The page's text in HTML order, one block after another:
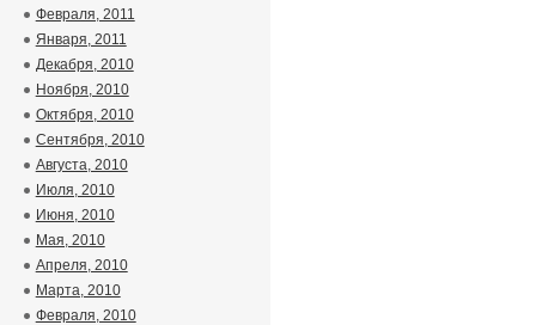
Февраля, 2011
Января, 2011
Декабря, 2010
Ноября, 2010
Октября, 2010
Сентября, 2010
Августа, 2010
Июля, 2010
Июня, 2010
Мая, 2010
Апреля, 2010
Марта, 2010
Февраля, 2010